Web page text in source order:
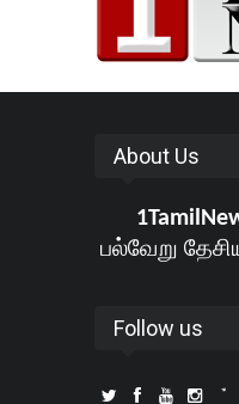
About Us
பல்வேறு
Follow us